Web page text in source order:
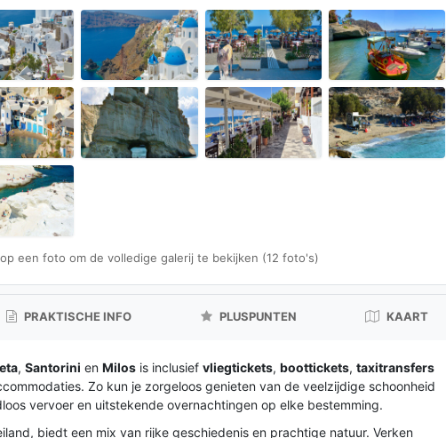
een foto om de volledige galerij te bekijken (12 foto's)
PRAKTISCHE INFO PLUSPUNTEN KAART
, Santorini en Milos is inclusief vliegtickets, boottickets, taxitransfers
Zo kun je zorgeloos genieten van de veelzijdige schoonheid
vervoer en uitstekende overnachtingen op elke bestemming.
biedt een mix van rijke geschiedenis en prachtige natuur. Verken